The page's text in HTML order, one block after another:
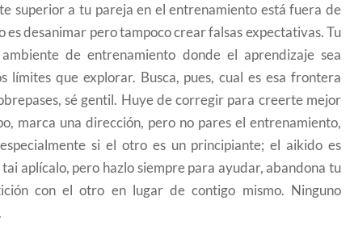
superior a tu pareja en el entrenamiento está fuera de
es desanimar pero tampoco crear falsas expectativas. Tu
de entrenamiento donde el aprendizaje sea
límites que explorar. Busca, pues, cual es esa frontera
sé gentil. Huye de corregir para creerte mejor
marca una dirección, pero no pares el entrenamiento,
si el otro es un principiante; el aikido es
aplícalo, pero hazlo siempre para ayudar, abandona tu
con el otro en lugar de contigo mismo. Ninguno